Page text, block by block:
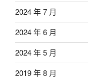
2024 年 7 月
2024 年 6 月
2024 年 5 月
2019 年 8 月